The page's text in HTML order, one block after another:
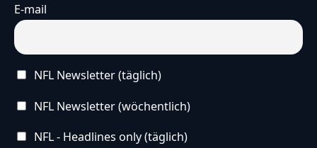
E-mail
NFL Newsletter (täglich)
NFL Newsletter (wöchentlich)
NFL - Headlines only (täglich)